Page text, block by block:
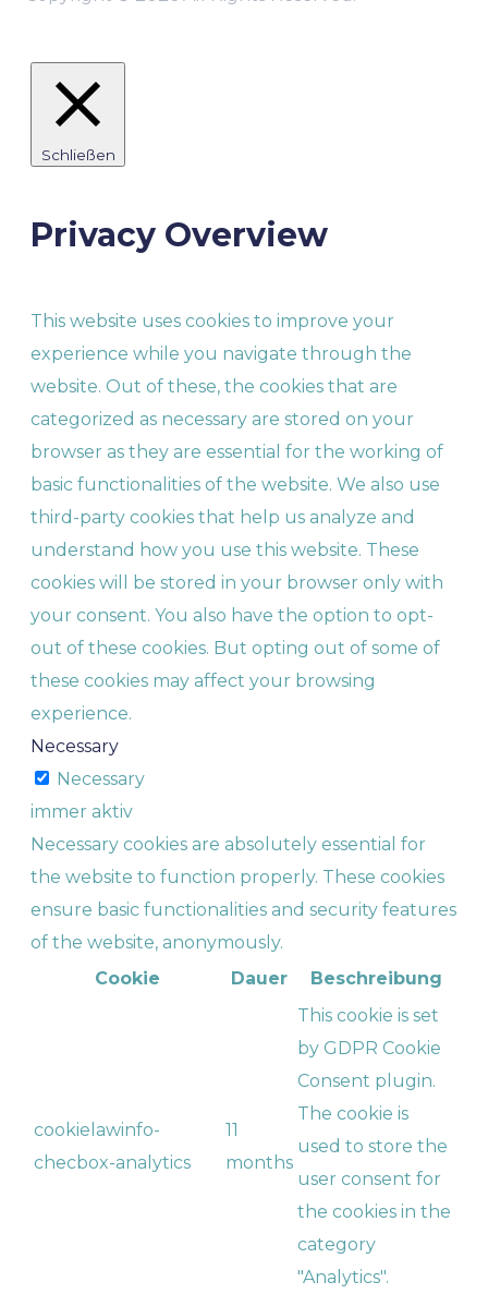
Schließen
Privacy Overview
This website uses cookies to improve your
experience while you navigate through the
website. Out of these, the cookies that are
categorized as necessary are stored on your
browser as they are essential for the working of
basic functionalities of the website. We also use
third-party cookies that help us analyze and
understand how you use this website. These
cookies will be stored in your browser only with
your consent. You also have the option to opt-
out of these cookies. But opting out of some of
these cookies may affect your browsing
experience.
Necessary
Necessary
immer aktiv
Necessary cookies are absolutely essential for
the website to function properly. These cookies
ensure basic functionalities and security features
of the website, anonymously.
Cookie
Dauer Beschreibung
cookielawinfo-
checbox-analytics
11
months
This cookie is set
by GDPR Cookie
Consent plugin.
The cookie is
used to store the
user consent for
the cookies in the
category
"Analytics".